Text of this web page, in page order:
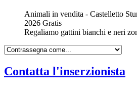
Animali in vendita - Castelletto
2026 Gratis
Regaliamo gattini bianchi e neri
Contatta l'inserzionista